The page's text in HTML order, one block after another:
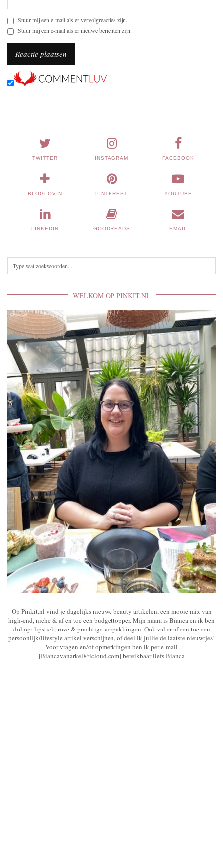
Stuur mij een e-mail als er vervolgreacties zijn.
Stuur mij een e-mail als er nieuwe berichten zijn.
TWITTER INSTAGRAM FACEBOOK
BLOGLOVIN PINTEREST YOUTUBE
LINKEDIN GOODREADS EMAIL
WELKOM OP PINKIT.NL
Op Pinkit.nl vind je dagelijks nieuwe beauty artikelen, een mooie mix van
high-end, niche & af en toe een budgettopper. Mijn naam is Bianca en ik ben
dol op: lipstick, roze & prachtige verpakkingen. Ook zal er af een toe een
persoonlijk/lifestyle artikel verschijnen, of deel ik jullie de laatste nieuwtjes!
Voor vragen en/of opmerkingen ben ik per e-mail
[Biancavanarkel@icloud.com] bereikbaar liefs Bianca